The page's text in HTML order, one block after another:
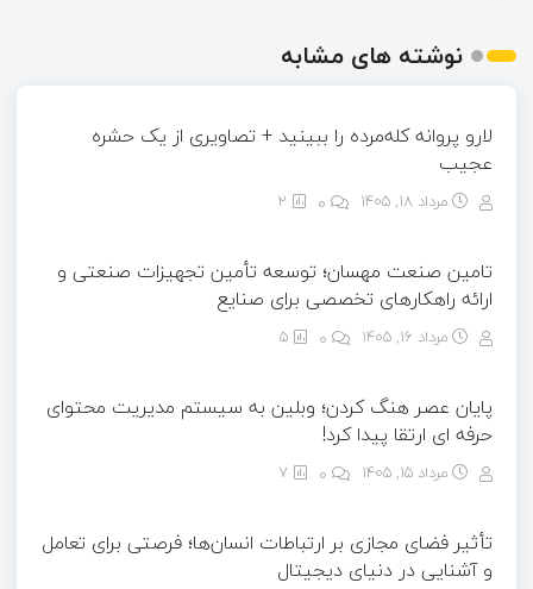
نوشته های مشابه
لارو پروانه کله‌مرده را ببینید + تصاویری از یک حشره
عجیب
مرداد ۱۸, ۱۴۰۵ 2
تامین صنعت مهسان؛ توسعه تأمین تجهیزات صنعتی و
ارائه راهکارهای تخصصی برای صنایع
مرداد ۱۶, ۱۴۰۵ 5
پایان عصر هنگ کردن؛ وبلین به سیستم مدیریت محتوای
حرفه ای ارتقا پیدا کرد!
مرداد ۱۵, ۱۴۰۵ 7
تأثیر فضای مجازی بر ارتباطات انسان‌ها؛ فرصتی برای تعامل
و آشنایی در دنیای دیجیتال